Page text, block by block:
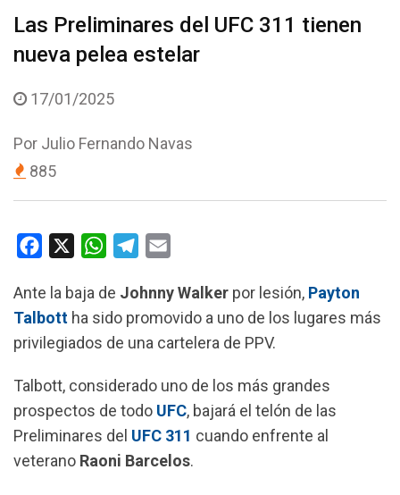
Las Preliminares del UFC 311 tienen
nueva pelea estelar
17/01/2025
Por Julio Fernando Navas
885
c
e
b
o
k
W
a
t
s
p
p
l
e
g
a
m
a
i
l
Ante la baja de Johnny Walker por lesión, Payton
Talbott ha sido promovido a uno de los lugares más
privilegiados de una cartelera de PPV.
Talbott, considerado uno de los más grandes
prospectos de todo UFC, bajará el telón de las
Preliminares del UFC 311 cuando enfrente al
veterano Raoni Barcelos.